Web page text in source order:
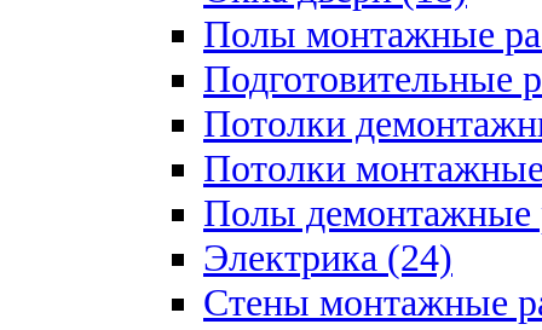
Полы монтажные
Подготовительные
Потолки
Потолки
Полы демонтажные
Электрика (24)
Стены монтажные